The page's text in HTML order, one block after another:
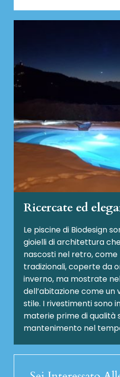
Ricercate ed
Le piscine di Biodesign
gioielli di architettura
nascosti nel retro, come
tradizionali, coperte da
inverno, ma mostrate
dell’abitazione come un
stile. I rivestimenti sono
materie prime di qualità
mantenimento nel